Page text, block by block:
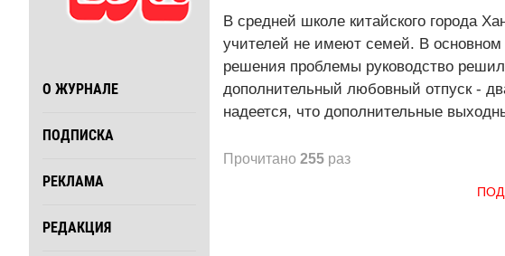
О ЖУРНАЛЕ
ПОДПИСКА
РЕКЛАМА
РЕДАКЦИЯ
В средней школе китайского города
учителей не имеют семей. В основном
решения проблемы руководство
дополнительный любовный отпуск -
надеется, что дополнительные
Прочитано 255 раз